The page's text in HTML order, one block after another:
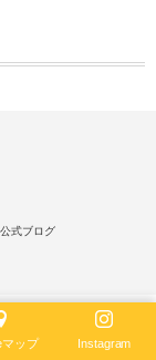
式ブログ
ップ Instagram